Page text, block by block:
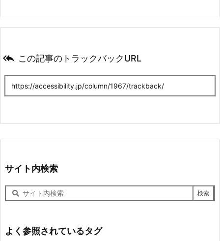
 この記事のトラックバックURL
サイト内検索
サ
イ
検
索
よく参照されているタグ